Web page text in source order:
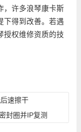
，许多浪琴康卡斯
下得到改善。若遇
授权维修资质的技
速擦干
封圈并IP复测